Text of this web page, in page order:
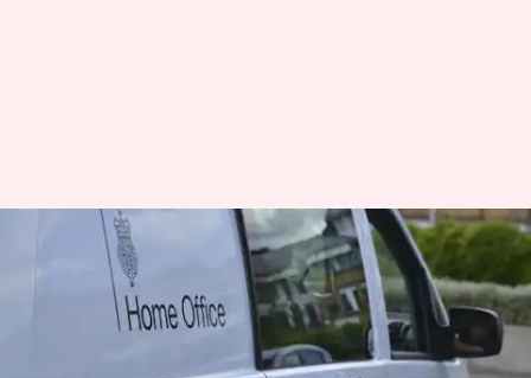
இங்கிலாந்தில்
சட்டவிரோதமாக வேலை
செய்ததற்காக 600க்கும்
மேற்பட்டோர் கைது